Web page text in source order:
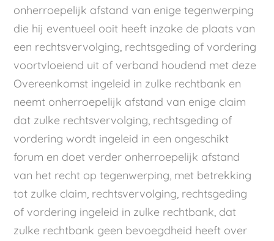
onherroepelijk afstand van enige tegenwerping
die hij eventueel ooit heeft inzake de plaats van
een rechtsvervolging, rechtsgeding of vordering
voortvloeiend uit of verband houdend met deze
Overeenkomst ingeleid in zulke rechtbank en
neemt onherroepelijk afstand van enige claim
dat zulke rechtsvervolging, rechtsgeding of
vordering wordt ingeleid in een ongeschikt
forum en doet verder onherroepelijk afstand
van het recht op tegenwerping, met betrekking
tot zulke claim, rechtsvervolging, rechtsgeding
of vordering ingeleid in zulke rechtbank, dat
zulke rechtbank geen bevoegdheid heeft over